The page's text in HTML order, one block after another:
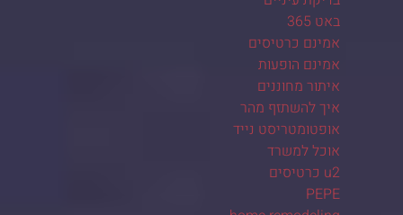
באט 365
אמינם כרטיסים
אמינם הופעות
איתור מחוננים
איך להשתזף מהר
אופטומטריסט נייד
אוכל למשרד
u2 כרטיסים
PEPE